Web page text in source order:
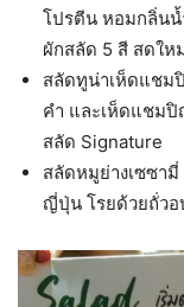
โปรตีน หอมกลิ่นน้
ผักสลัด 5 สี สดให
สลัดทูน่าเห็ดแชม
คำ และเห็ดแชม
สลัด Signature
สลัดหมูย่างเซซา
ญี่ปุ่น โรยด้วยถั่วอ